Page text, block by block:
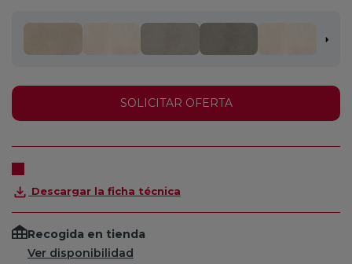
SOLICITAR OFERTA
Descargar la ficha técnica
Recogida en tienda
Ver disponibilidad